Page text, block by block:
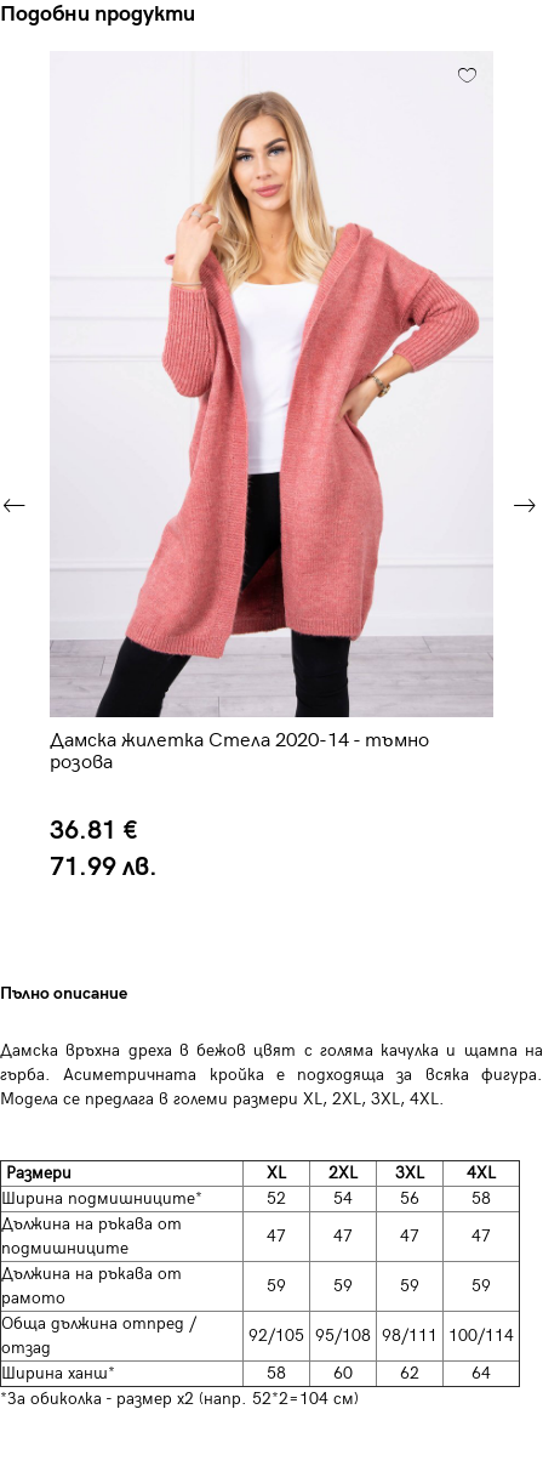
Подобни продукти
Дамска жилетка Стела 2020-14 - тъмно
розова
36.81 €
71.99 лв.
Пълно описание
Дамска връхна дреха в бежов цвят с голяма качулка и щампа на
гърба. Асиметричната кройка е подходяща за всяка фигура.
Модела се предлага в големи размери XL, 2XL, 3XL, 4XL.
Размери XL 2XL 3XL
4XL
Ширина подмишниците*
52 54 56
58
Дължина на ръкава от
подмишниците
47 47 47
47
Дължина на ръкава от
рамото
59 59 59
59
Обща дължина отпред /
отзад
92/105 95/108 98/111
100/114
Ширина ханш*
58 60 62
64
*За обиколка - размер х2 (напр. 52*2=104 см)